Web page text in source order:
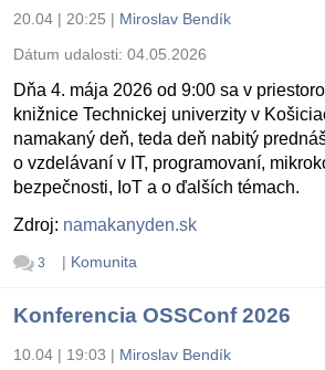
20.04 | 20:25 | Miroslav Bendík
Dátum udalosti: 04.05.2026
Dňa 4. mája 2026 od 9:00 sa v
knižnice Technickej univerzity v
namakaný deň, teda deň nabitý
o vzdelávaní v IT, programovaní,
bezpečnosti, IoT a o ďalších témach.
Zdroj: namakanyden.sk
3 | Komunita
Konferencia OSSConf 2026
10.04 | 19:03 | Miroslav Bendík